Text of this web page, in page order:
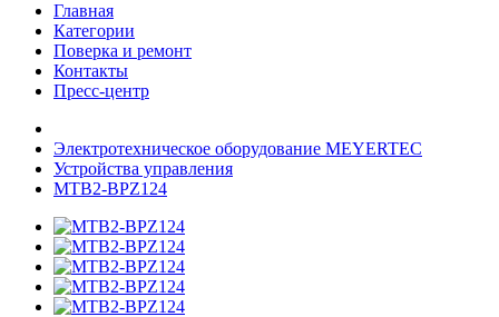
Главная
Категории
Поверка и ремонт
Контакты
Пресс-центр
Электротехническое оборудование MEYERTEC
Устройства управления
MTB2-BPZ124